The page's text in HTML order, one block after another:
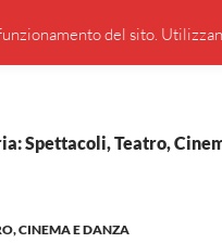
Spettacoli, Teatro,
CINEMA E DANZA
del sito.